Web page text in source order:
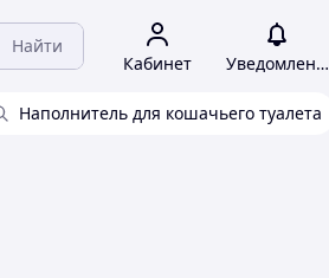
Найти
Кабинет Уведомления
Наполнитель для кошачьего туалета